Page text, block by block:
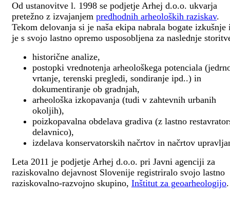
Od ustanovitve l. 1998 se podjetje Arhej d.o.o. ukvarja
pretežno z izvajanjem predhodnih arheoloških raziskav.
Tekom delovanja si je naša ekipa nabrala bogate izkušnje
je s svojo lastno opremo usposobljena za naslednje
historične analize,
postopki vrednotenja arheološkega potenciala
vrtanje, terenski pregledi, sondiranje ipd..) in
dokumentiranje ob gradnjah,
arheološka izkopavanja (tudi v zahtevnih urbanih
okoljih),
poizkopavalna obdelava gradiva (z lastno
delavnico),
izdelava konservatorskih načrtov in načrtov
Leta 2011 je podjetje Arhej d.o.o. pri Javni agenciji za
raziskovalno dejavnost Slovenije registriralo svojo lastno
raziskovalno-razvojno skupino, Inštitut za geoarheologijo.